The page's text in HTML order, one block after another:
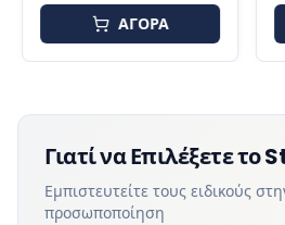
ΑΓΟΡΑ
Γιατί να Επιλέξετε
Εμπιστευτείτε τους ειδικούς
προσωποποίηση